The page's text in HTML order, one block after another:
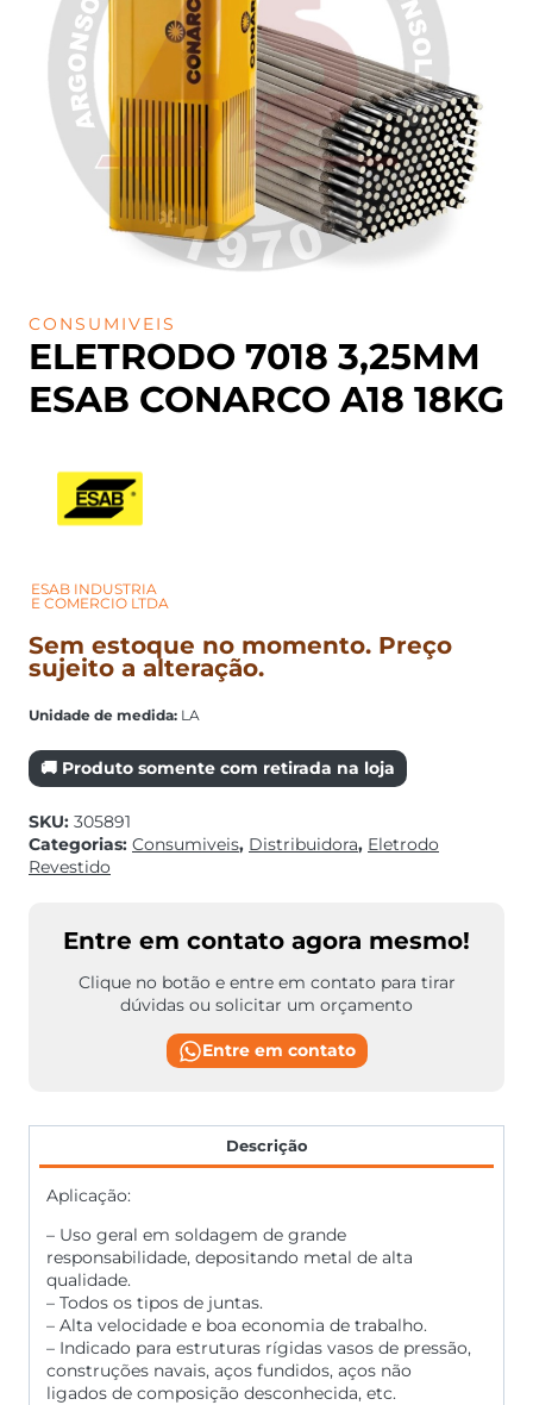
CONSUMIVEIS
ELETRODO 7018 3,25MM
ESAB CONARCO A18 18KG
ESAB INDUSTRIA
E COMERCIO LTDA
Sem estoque no momento. Preço
sujeito a alteração.
Unidade de medida: LA
🚚 Produto somente com retirada na loja
SKU: 305891
Categorias: Consumiveis, Distribuidora, Eletrodo
Revestido
Entre em contato agora mesmo!
Clique no botão e entre em contato para tirar
dúvidas ou solicitar um orçamento
Entre em contato
Descrição
Aplicação:
– Uso geral em soldagem de grande
responsabilidade, depositando metal de alta
qualidade.
– Todos os tipos de juntas.
– Alta velocidade e boa economia de trabalho.
– Indicado para estruturas rígidas vasos de pressão,
construções navais, aços fundidos, aços não
ligados de composição desconhecida, etc.